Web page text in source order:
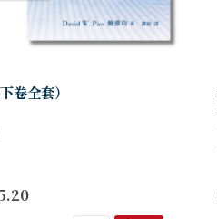
卷全套）
對教牧書信作出嶄新...